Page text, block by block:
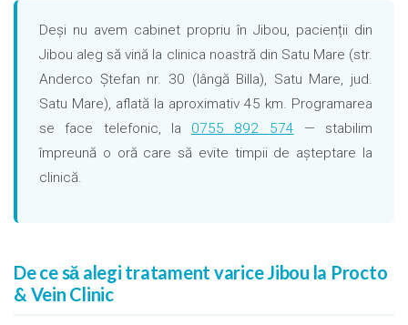
Deși nu avem cabinet propriu în Jibou, pacienții din
Jibou aleg să vină la clinica noastră din Satu Mare (str.
Anderco Ștefan nr. 30 (lângă Billa), Satu Mare, jud.
Satu Mare), aflată la aproximativ 45 km. Programarea
se face telefonic, la 0755 892 574 — stabilim
împreună o oră care să evite timpii de așteptare la
clinică.
De ce să alegi tratament varice Jibou la Procto
& Vein Clinic